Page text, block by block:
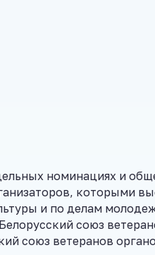
номинациях и
которыми
и по делам
союз
союз ветеранов